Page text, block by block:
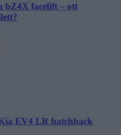
bZ4X facelift – ott
EV4 LR hatchback